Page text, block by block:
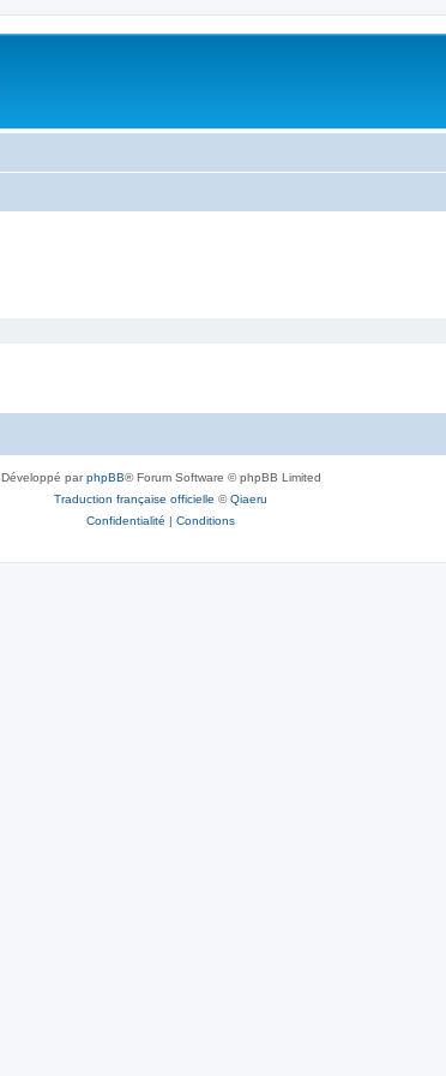
Développé parphpBB® Forum Software © phpBB Limited
Traduction française officielle ©Qiaeru
Confidentialité | Conditions